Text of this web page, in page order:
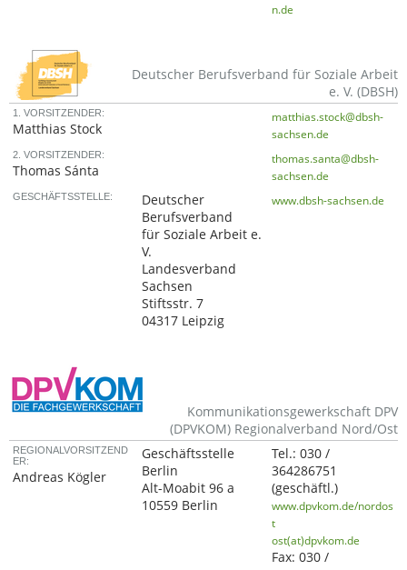
n.de
Deutscher Berufsverband für Soziale Arbeit
e. V. (DBSH)
1. VORSITZENDER:
Matthias Stock
matthias.stock@dbsh-
sachsen.de
2. VORSITZENDER:
Thomas Sánta
thomas.santa@dbsh-
sachsen.de
GESCHÄFTSSTELLE:
Deutscher
Berufsverband
für Soziale Arbeit e.
V.
Landesverband
Sachsen
Stiftsstr. 7
04317 Leipzig
www.dbsh-sachsen.de
Kommunikationsgewerkschaft DPV
(DPVKOM) Regionalverband Nord/Ost
REGIONALVORSITZEND
ER:
Andreas Kögler
Geschäftsstelle
Berlin
Alt-Moabit 96 a
10559 Berlin
Tel.:030 /
364286751
(geschäftl.)
www.dpvkom.de/nordos
t
ost(at)dpvkom.de
Fax:030 /